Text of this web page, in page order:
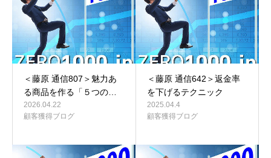
＜藤原 通信807＞魅力あ
る商品を作る「５つの…
2026.04.22
顧客獲得ブログ
＜藤原 通信642＞返金率
を下げるテクニック
2025.04.4
顧客獲得ブログ